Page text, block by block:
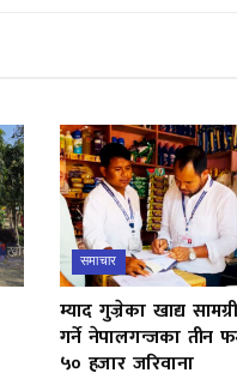
समाचार
म्याद गुज्रेका खाद्य
गर्ने नेपालगन्जका तीन
५० हजार जरिवाना